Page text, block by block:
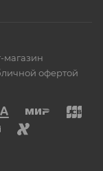
магазин
офертой